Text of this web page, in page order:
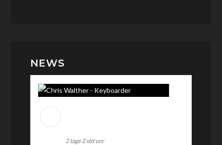
NEWS
2 tage 2 std vor